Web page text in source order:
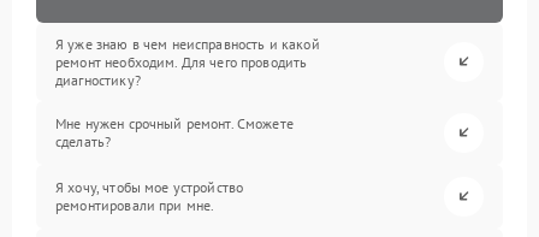
Я уже знаю в чем неисправность и какой
ремонт необходим. Для чего проводить
диагностику?
Мне нужен срочный ремонт. Сможете
сделать?
Я хочу, чтобы мое устройство
ремонтировали при мне.